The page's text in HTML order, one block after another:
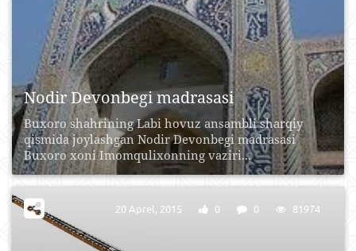
Nodir Devonbegi madrasasi
Buxoro shahrining Labi hovuz ansambli sharqiy
qismida joylashgan Nodir Devonbegi madrasasi
Buxoro xoni Imomqulixonning vaziri...
20 Aprel, 2015 0 0 81974